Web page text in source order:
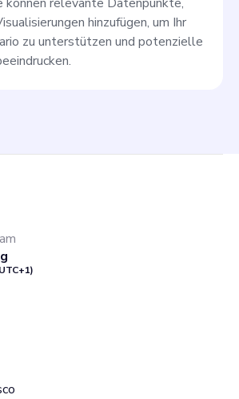
hinzufügen, um Ihr
zu unterstützen und potenzielle